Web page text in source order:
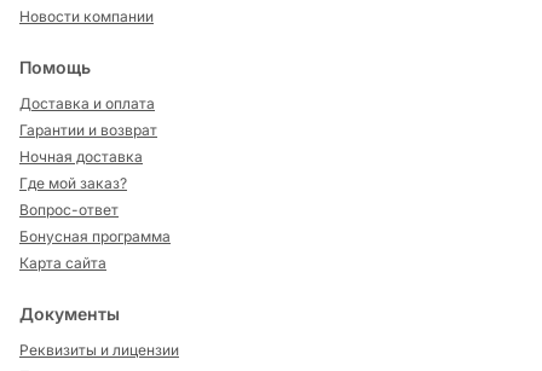
Новости компании
Помощь
Доставка и оплата
Гарантии и возврат
Ночная доставка
Где мой заказ?
Вопрос-ответ
Бонусная программа
Карта сайта
Документы
Реквизиты и лицензии